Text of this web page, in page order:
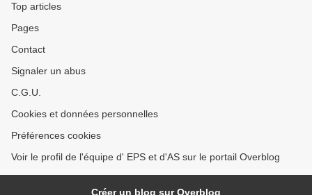
Top articles
Pages
Contact
Signaler un abus
C.G.U.
Cookies et données personnelles
Préférences cookies
Voir le profil de l'équipe d' EPS et d'AS sur le portail Overblog
Créer un blog sur Overblog